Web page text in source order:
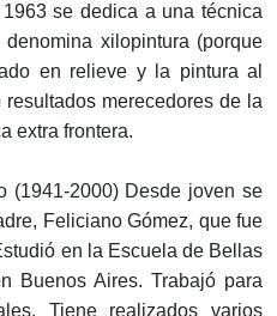
se dedica a una técnica
xilopintura (porque
en relieve y la pintura al
merecedores de la
extra frontera.
(1941-2000) Desde joven se
Feliciano Gómez, que fue
en la Escuela de Bellas
Buenos Aires. Trabajó para
Tiene realizados varios